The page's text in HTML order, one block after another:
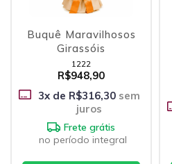
Buquê Maravilhosos
Girassóis
1222
R$948,90
3x de R$316,30sem
juros
Frete grátis
no período integral